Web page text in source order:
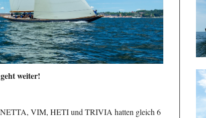
weiter!
VIM, HETI und TRIVIA hatten gleich 6